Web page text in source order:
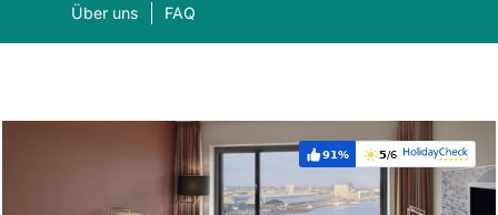
Über uns FAQ
Was suchen Sie?
Weiterempfehlung:
91% Bewertung:
5/6